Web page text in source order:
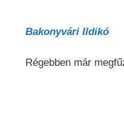
Bakonyvári Ildikó
Régebben már